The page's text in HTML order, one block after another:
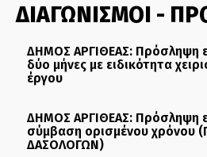
ΔΙΑΓΩΝΙΣΜΟΙ -
ΔΗΜΟΣ ΑΡΓΙΘΕΑΣ: Πρόσληψη
δύο μήνες με ειδικότητα
έργου
ΔΗΜΟΣ ΑΡΓΙΘΕΑΣ: Πρόσληψη
σύμβαση ορισμένου χρόνου
ΔΑΣΟΛΟΓΩΝ)